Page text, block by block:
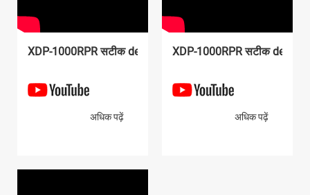
XDP-1000RPR सटीक deburring मशीन
अधिक पढ़ें
XDP-1000RPR सटीक
अधिक पढ़ें